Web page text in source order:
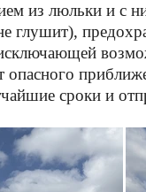
из люльки и с
глушит),
опасного
сроки и